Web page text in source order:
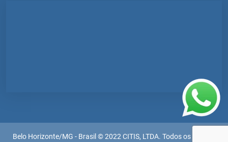
Belo Horizonte/MG - Brasil © 2022 CITIS, LTDA. Todos os direitos